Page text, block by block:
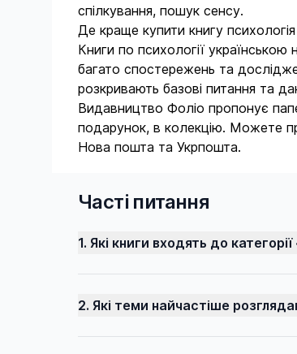
Дитяча колекція
Дитячий світ
Для слабозорих
Добрі історії
Довідкове видання
Елітна класика
Загадки истории
Зарубежные авторские собрания
Зарубіжні авторські зібрання
Чарлз Діккенс (Charles Dickens)
Шарлотта Бронте (Charlotte
Артем Чех (Cheh Artem)
Ярина Чорногуз (Chornoguz Yarina)
Ганна Чубач (Chubach Ganna)
Дар'я Бура (Daria Bura)
Даша Вернова (Dasha Vernova)
Едгар Аллан По (Edgar Allan Poe)
спілкування, пошук сенсу.
Де краще купити книгу психологія
Книги по психології
багато спостережень та
розкривають базові питання та
Видавництво Фоліо пропонує
подарунок, в колекцію. Можете
Нова пошта та Укрпошта.
Часті питання
1. Які книги входять до
2. Які теми найчастіше